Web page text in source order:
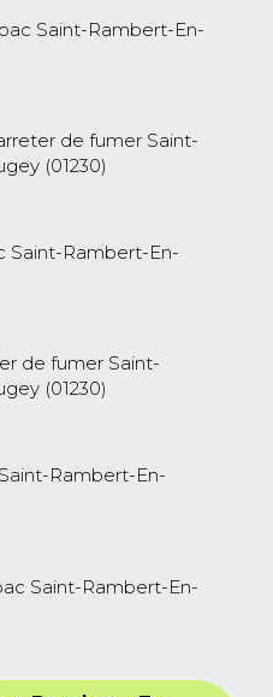
Saint-Rambert-En-
de fumer Saint-
(01230)
Saint-Rambert-En-
de fumer Saint-
(01230)
Rambert-En-
Saint-Rambert-En-